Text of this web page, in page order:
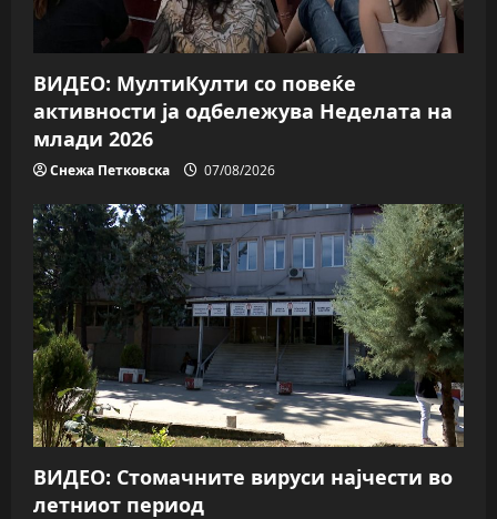
ВИДЕО: МултиКулти со повеќе
активности ја одбележува Неделата на
млади 2026
Снежа Петковска 07/08/2026
ВИДЕО: Стомачните вируси најчести во
летниот период